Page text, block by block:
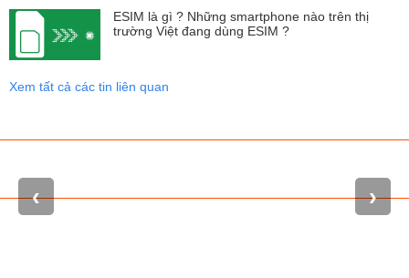
Độ sáng màn hình lên tới 2000 nist
Tính năng Màn hình luôn bật (Always-On) đã được giới thiệu. Khác
ESIM là gì ? Những smartphone nào trên thị
trường Việt đang dùng ESIM ?
Xem tất cả các tin liên quan
‹ ›